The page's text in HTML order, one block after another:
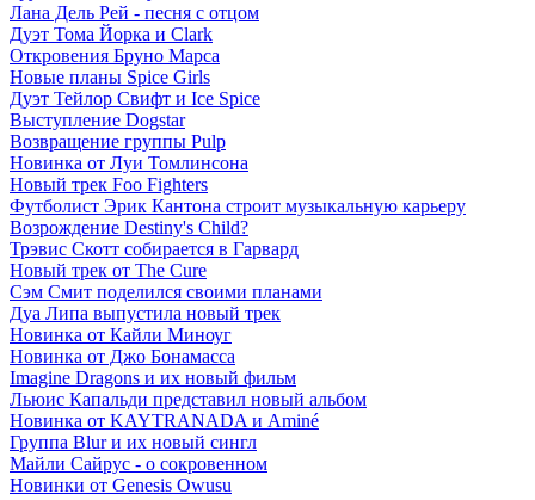
Лана Дель Рей - песня с отцом
Дуэт Тома Йорка и Clark
Откровения Бруно Марса
Новые планы Spice Girls
Дуэт Тейлор Свифт и Ice Spice
Выступление Dogstar
Возвращение группы Pulp
Новинка от Луи Томлинсона
Новый трек Foo Fighters
Футболист Эрик Кантона строит музыкальную карьеру
Возрождение Destiny's Child?
Трэвис Скотт собирается в Гарвард
Новый трек от The Cure
Сэм Смит поделился своими планами
Дуа Липа выпустила новый трек
Новинка от Кайли Миноуг
Новинка от Джо Бонамасса
Imagine Dragons и их новый фильм
Льюис Капальди представил новый альбом
Новинка от KAYTRANADA и Aminé
Группа Blur и их новый сингл
Майли Сайрус - о сокровенном
Новинки от Genesis Owusu